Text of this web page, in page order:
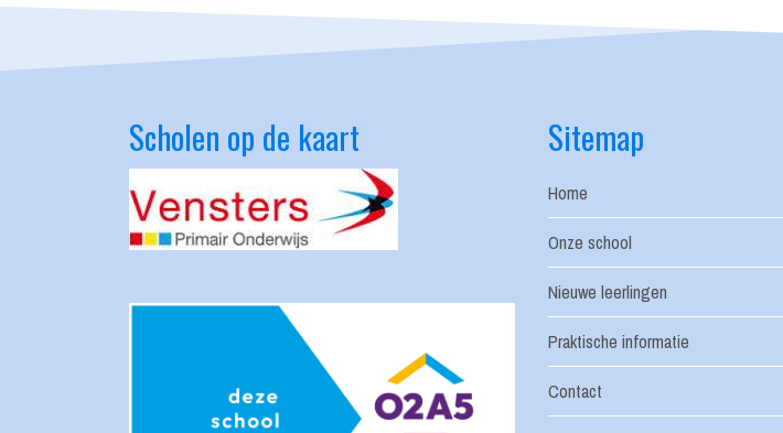
Scholen op de kaart Sitemap
Home
Onze school
Nieuwe leerlingen
Praktische informatie
Contact